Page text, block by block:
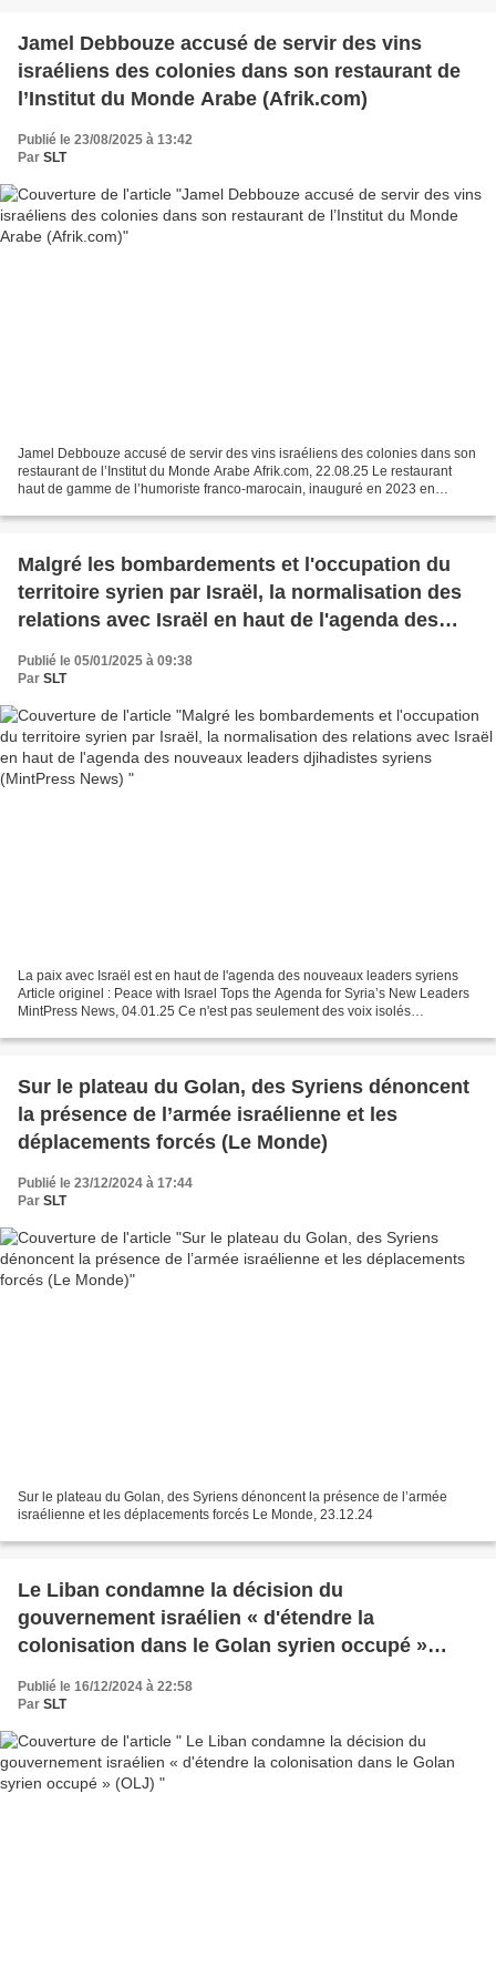
Jamel Debbouze accusé de servir des vins
israéliens des colonies dans son restaurant de
l’Institut du Monde Arabe (Afrik.com)
Publié le 23/08/2025 à 13:42
Par SLT
Jamel Debbouze accusé de servir des vins israéliens des colonies dans son
restaurant de l’Institut du Monde Arabe Afrik.com, 22.08.25 Le restaurant
haut de gamme de l’humoriste franco-marocain, inauguré en 2023 en
Malgré les bombardements et l'occupation du
territoire syrien par Israël, la normalisation des
relations avec Israël en haut de l'agenda des
nouveaux leaders djihadistes syriens (MintPress
News)
Publié le 05/01/2025 à 09:38
Par SLT
La paix avec Israël est en haut de l'agenda des nouveaux leaders syriens
Article originel : Peace with Israel Tops the Agenda for Syria’s New Leaders
MintPress News, 04.01.25 Ce n'est pas seulement des voix isolés
Sur le plateau du Golan, des Syriens dénoncent
la présence de l’armée israélienne et les
déplacements forcés (Le Monde)
Publié le 23/12/2024 à 17:44
Par SLT
Sur le plateau du Golan, des Syriens dénoncent la présence de l’armée
israélienne et les déplacements forcés Le Monde, 23.12.24
Le Liban condamne la décision du
gouvernement israélien « d'étendre la
colonisation dans le Golan syrien occupé »
(OLJ)
Publié le 16/12/2024 à 22:58
Par SLT